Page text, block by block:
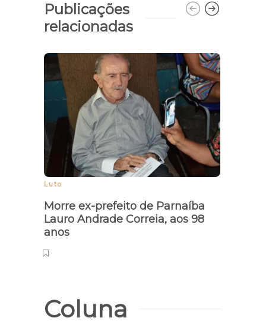
Publicações
relacionadas
Luto
Morre ex-prefeito de Parnaíba
Lauro Andrade Correia, aos 98
anos
Coluna